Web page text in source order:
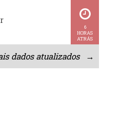
6
HORAS
ATRÁS
dados atualizados →